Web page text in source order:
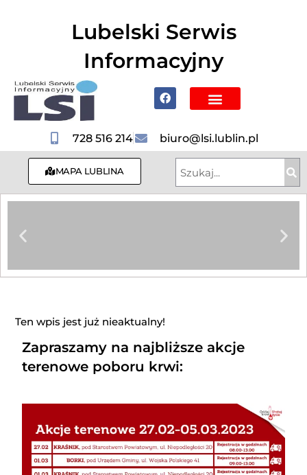
Lubelski Serwis
Informacyjny
728 516 214 biuro@lsi.lublin.pl
MAPA LUBLINA
Ten wpis jest już nieaktualny!
Zapraszamy na najbliższe akcje
terenowe poboru krwi: